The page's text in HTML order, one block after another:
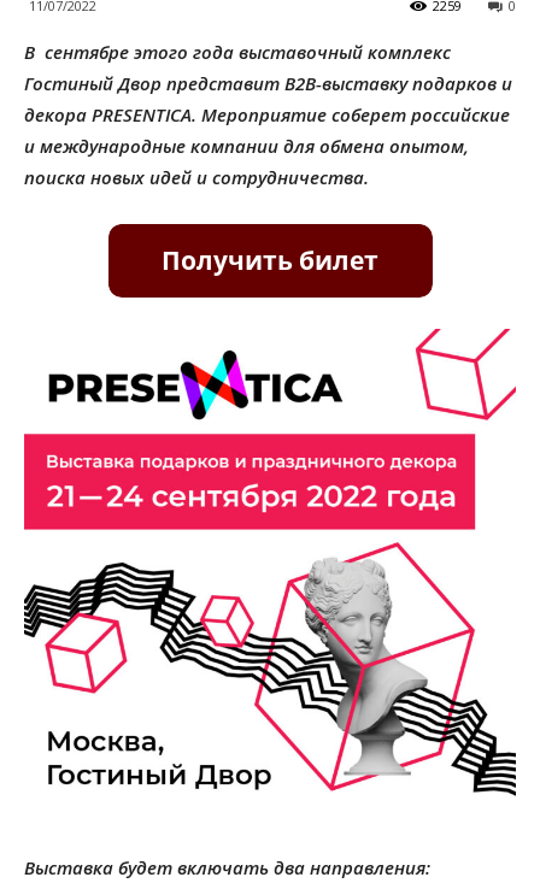
11/07/2022 0
2259
В сентябре этого года выставочный комплекс
Гостиный Двор представит B2B-выставку подарков и
декора PRESENTICA. Мероприятие соберет российские
и международные компании для обмена опытом,
поиска новых идей и сотрудничества.
Выставка будет включать два направления: